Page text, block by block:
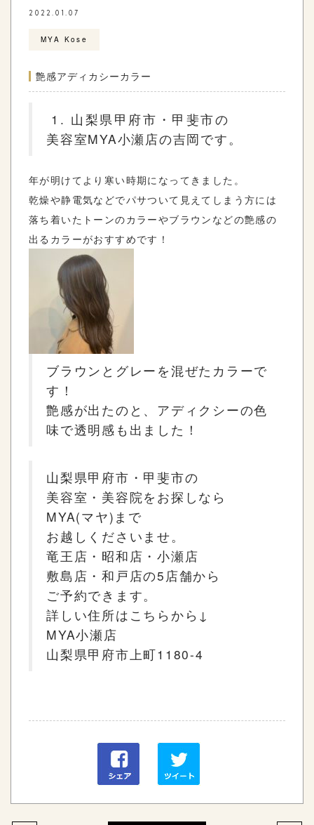
2022.01.07
MYA Kose
艶感アディカシーカラー
山梨県甲府市・甲斐市の
美容室MYA小瀬店の吉岡です。
年が明けてより寒い時期になってきました。
乾燥や静電気などでパサついて見えてしまう方には
落ち着いたトーンのカラーやブラウンなどの艶感の
出るカラーがおすすめです！
ブラウンとグレーを混ぜたカラーで
す！
艶感が出たのと、アディクシーの色
味で透明感も出ました！
山梨県甲府市・甲斐市の
美容室・美容院をお探しなら
MYA(マヤ) まで
お越しくださいませ。
竜王店・昭和店・小瀬店
敷島店・和戸店の5 店舗から
ご予約できます。
詳しい住所はこちらから ↓
MYA小瀬店
山梨県甲府市上町1180-4